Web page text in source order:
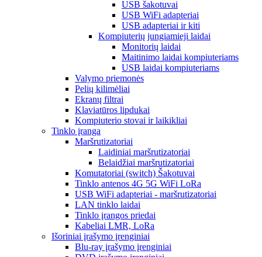
USB šakotuvai
USB WiFi adapteriai
USB adapteriai ir kiti
Kompiuterių jungiamieji laidai
Monitorių laidai
Maitinimo laidai kompiuteriams
USB laidai kompiuteriams
Valymo priemonės
Pelių kilimėliai
Ekranų filtrai
Klaviatūros lipdukai
Kompiuterio stovai ir laikikliai
Tinklo įranga
Maršrutizatoriai
Laidiniai maršrutizatoriai
Belaidžiai maršrutizatoriai
Komutatoriai (switch) Šakotuvai
Tinklo antenos 4G 5G WiFi LoRa
USB WiFi adapteriai - maršrutizatoriai
LAN tinklo laidai
Tinklo įrangos priedai
Kabeliai LMR, LoRa
Išoriniai įrašymo įrenginiai
Blu-ray įrašymo įrenginiai